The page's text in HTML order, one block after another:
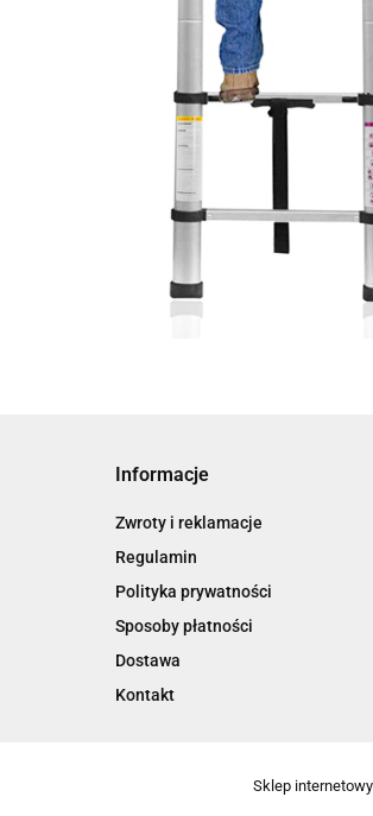
Informacje
Zwroty i reklamacje
Regulamin
Polityka prywatności
Sposoby płatności
Dostawa
Kontakt
Sklep